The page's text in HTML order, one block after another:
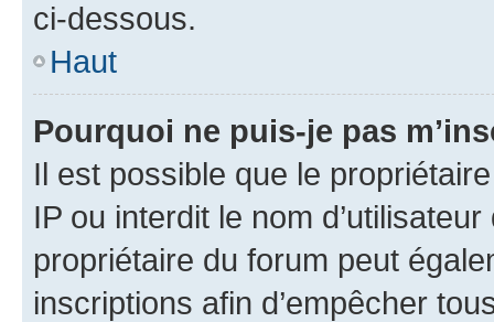
ci-dessous.
Haut
Pourquoi ne puis-je pas
Il est possible que le
IP ou interdit le nom
propriétaire du forum peut
inscriptions afin d’empêcher